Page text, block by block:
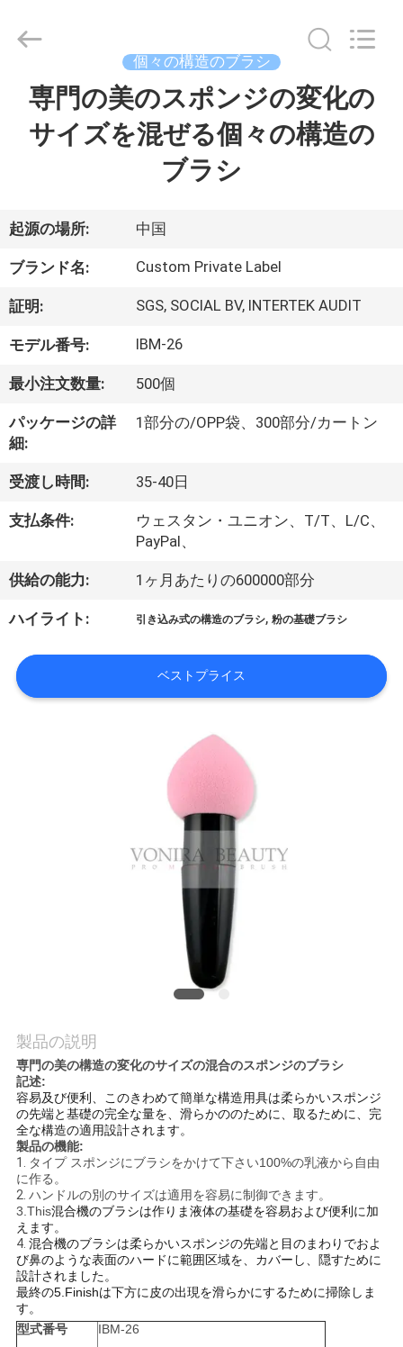
ダ
ク
ト
私
に
つ
い
工
旅
PRIVACY
POLICY
2017
Chanmy
Cosmetics
個々の構造のブラシ
専門の美のスポンジの変化の
サイズを混ぜる個々の構造の
ブラシ
起源の場所: 中国
ブランド名: Custom Private Label
証明: SGS, SOCIAL BV, INTERTEK AUDIT
モデル番号: IBM-26
最小注文数量: 500個
パッケージの詳
細:
1部分の/OPP袋、300部分/カートン
受渡し時間: 35-40日
支払条件:
ウェスタン・ユニオン、T/T、L/C、
PayPal、
供給の能力: 1ヶ月あたりの600000部分
ハイライト: 引き込み式の構造のブラシ,粉の基礎ブラシ
ベストプライス
製品の説明
専門の美の構造の変化のサイズの混合のスポンジのブラシ
記述:
容易及び便利、このきわめて簡単な構造用具は柔らかいスポンジ
の先端と基礎の完全な量を、滑らかののために、取るために、完
全な構造の適用設計されます。
製品の機能:
1. タイプ スポンジにブラシをかけて下さい100%の乳液から自由
に作る。
2. ハンドルの別のサイズは適用を容易に制御できます。
3.This混合機のブラシは作りま液体の基礎を容易および便利に加
えます。
4. 混合機のブラシは柔らかいスポンジの先端と目のまわりでおよ
び鼻のような表面のハードに範囲区域を、カバーし、隠すために
設計されました。
最終の5.Finishは下方に皮の出現を滑らかにするために掃除しま
す。
型式番号
IBM-26